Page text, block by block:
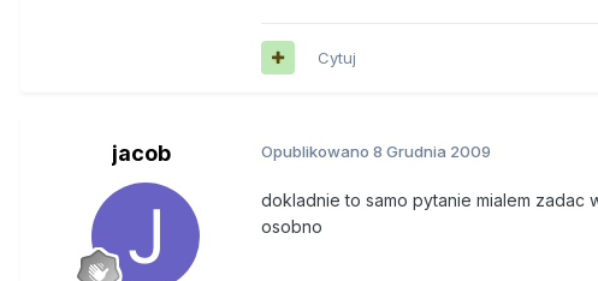
Cytuj
jacob Opublikowano 8 Grudnia 2009
dokladnie to samo pytanie mialem
osobno